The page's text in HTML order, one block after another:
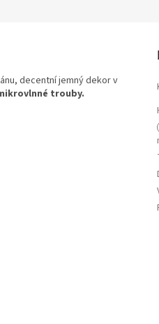
decentní jemný dekor v
trouby.